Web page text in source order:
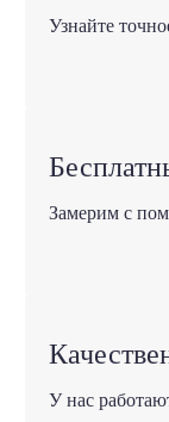
Узнайте
Замерим с
У нас